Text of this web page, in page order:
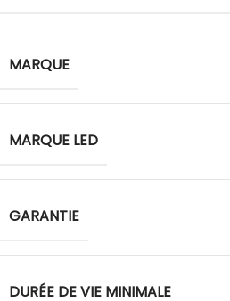
MARQUE
MARQUE LED
GARANTIE
DURÉE DE VIE MINIMALE